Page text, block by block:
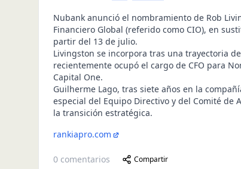
Nubank anunció el nombramiento de Rob
Financiero Global (referido como CIO), en
partir del 13 de julio.
Livingston se incorpora tras una trayectoria
recientemente ocupó el cargo de CFO para
Capital One.
Guilherme Lago, tras siete años en la
especial del Equipo Directivo y del Comité de
la transición estratégica.
rankiapro.com
0 comentarios Compartir